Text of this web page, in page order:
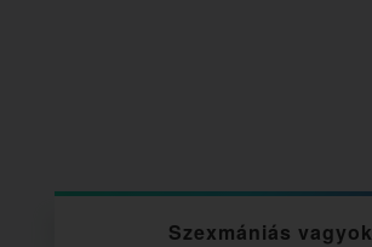
Szexmániás vagyok